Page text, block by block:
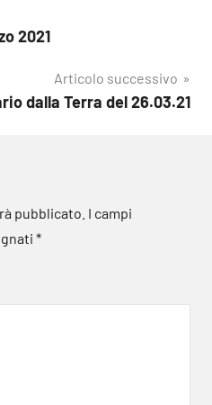
2021
Articolo successivo
dalla Terra del 26.03.21
pubblicato. I campi
*